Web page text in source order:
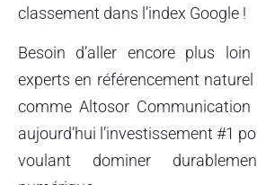
classement dans l’index Google !
Besoin d’aller encore plus
experts en référencement naturel
comme Altosor Communication
aujourd’hui l’investissement #1
voulant dominer